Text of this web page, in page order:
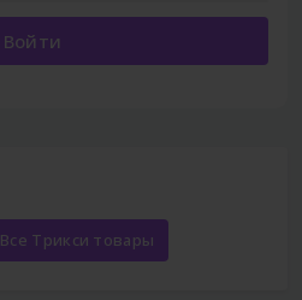
Войти
Все Трикси товары